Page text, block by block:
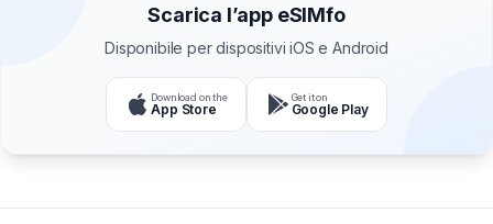
Scarica l’app eSIMfo
Disponibile per dispositivi iOS e Android
Download on the
App Store
Get it on
Google Play